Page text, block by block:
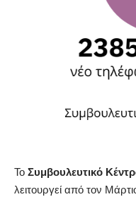
Το Συμβουλευτικό
λειτουργεί από τον